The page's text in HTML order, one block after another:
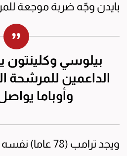
بايدن وجّه ضربة موجعة
بيلوسي وكلينتون
الداعمين للمرشحة
وأوباما
ويجد ترامب (78